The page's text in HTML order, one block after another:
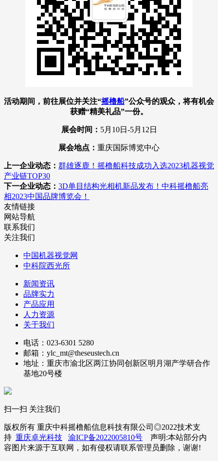
活动期间，前往展位并关注“摇橹船”公众号的观众，将有机会
获赠“精美礼品”一份。
展会时间： 5月10日-5月12日
展会地点： 重庆国际博览中心
上一企业动态： 群雄逐鹿！摇橹船科技成功入选2023机器视觉
产业链TOP30
下一企业动态： 3D单目结构光相机新品发布！中科摇橹船亮
相2023中国品牌博览会！
友情链接
网站导航
联系我们
关注我们
中国机器视觉网
中科院西光所
新闻资讯
品牌实力
产品应用
人力资源
关于我们
电话：023-6301 5280
邮箱：ylc_mt@theseustech.cn
地址：重庆市渝北区两江协同创新区明月湖产学研合作
基地20号楼
扫一扫 关注我们
版权所有 重庆中科摇橹船信息科技有限公司◎2022技术支
持 重庆卓光科技 渝ICP备2022005810号 声明:本站部分内
容图片来源于互联网，如有侵权请联系管理员删除，谢谢!